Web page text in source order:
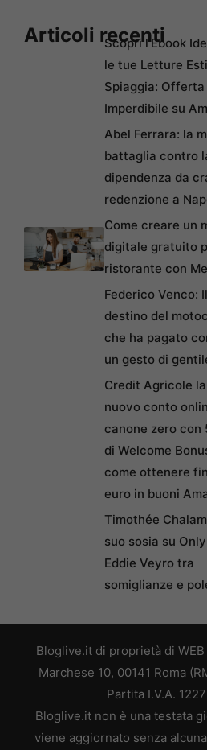
Articoli recenti
Scopri l’Ebook
le tue Letture
Spiaggia: Offerta
Imperdibile su
Abel Ferrara: la
battaglia contro
dipendenza da
redenzione a
Come creare un
digitale gratuito
ristorante con
Federico Venco:
destino del
che ha pagato
un gesto di
Credit Agricole
nuovo conto
canone zero con
di Welcome
come ottenere
euro in buoni
Timothée
suo sosia su
Eddie Veyro tra
somiglianze e
Bloglive.it di proprietà di
Marchese 10, 00141 Roma
Partita I.V.A.
Bloglive.it non è una testata
viene aggiornato senza